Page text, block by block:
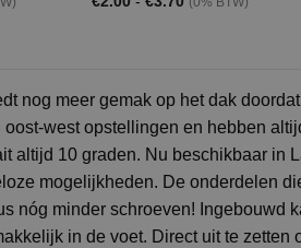
nog meer gemak op het dak
west opstellingen en hebben
altijd 10 graden. Nu beschikbaar in
mogelijkheden. De onderdelen
nóg minder schroeven! Ingebouwd
in de voet. Direct uit te